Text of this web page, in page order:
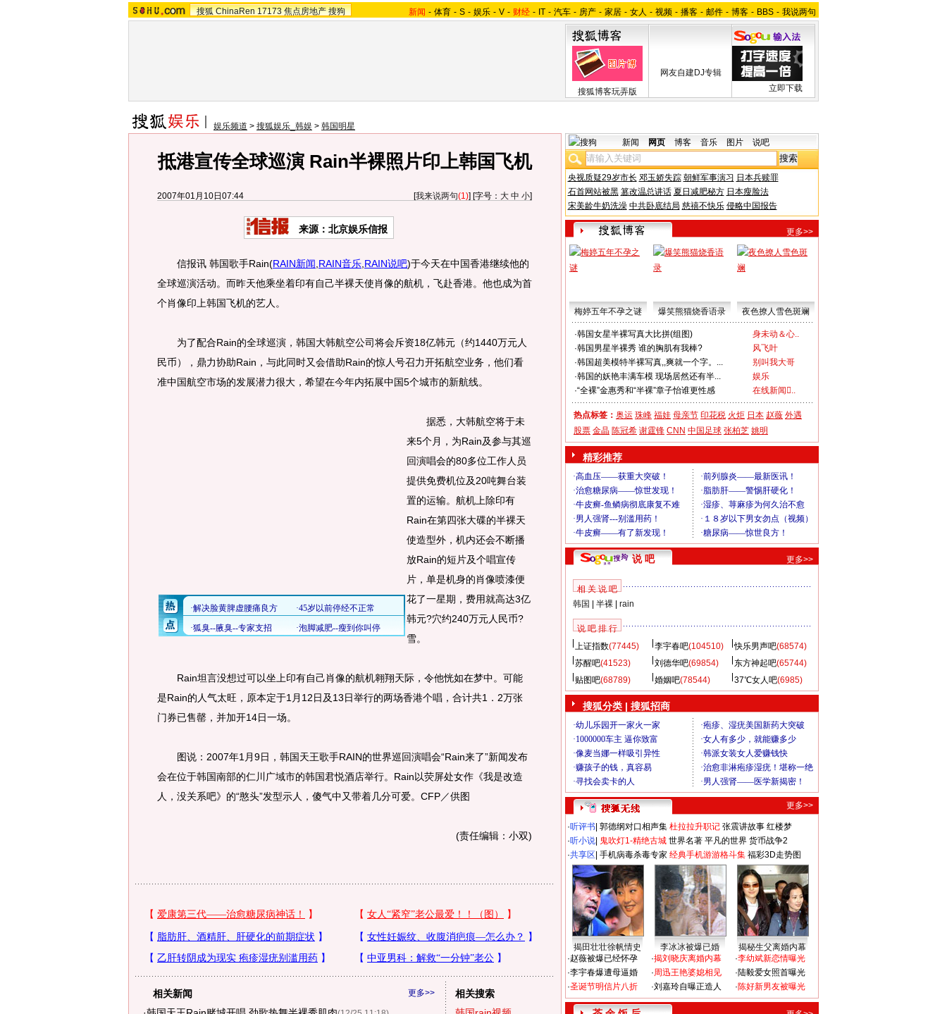
搜狐 ChinaRen 17173 焦点房地产 搜狗 新闻 - 体育 - S - 娱乐 - V - 财经 - IT - 汽车 - 房产 - 家居 - 女人 - 视频 - 播客 - 邮件 - 博客 - BBS - 我说两句
搜狐博客玩弄版
网友自建DJ专辑
立即下载
娱乐频道 > 搜狐娱乐_韩娱 > 韩国明星
抵港宣传全球巡演 Rain半裸照片印上韩国飞机
2007年01月10日07:44 [我来说两句(1)] [字号： 大 中 小]
来源：北京娱乐信报
信报讯 韩国歌手Rain(RAIN新闻 RAIN音乐 RAIN说吧)于今天在中国香港继续他的
全球巡演活动。而昨天他乘坐着印有自己半裸天使肖像的航机，飞赴香港。他也成为首
个肖像印上韩国飞机的艺人。
为了配合Rain的全球巡演，韩国大韩航空公司将会斥资18亿韩元（约1440万元人
民币），鼎力协助Rain，与此同时又会借助Rain的惊人号召力开拓航空业务，他们看
准中国航空市场的发展潜力很大，希望在今年内拓展中国5个城市的新航线。
据悉，大韩航空将于未
来5个月，为Rain及参与其巡
回演唱会的80多位工作人员
提供免费机位及20吨舞台装
置的运输。航机上除印有
Rain在第四张大碟的半裸天
使造型外，机内还会不断播
放Rain的短片及个唱宣传
片，单是机身的肖像喷漆便
花了一星期，费用就高达3亿
韩元?穴约240万元人民币?
雪。
Rain坦言没想过可以坐上印有自己肖像的航机翱翔天际，令他恍如在梦中。可能
是Rain的人气太旺，原本定于1月12日及13日举行的两场香港个唱，合计共1．2万张
门券已售罄，并加开14日一场。
图说：2007年1月9日，韩国天王歌手RAIN的世界巡回演唱会“Rain来了”新闻发布
会在位于韩国南部的仁川广域市的韩国君悦酒店举行。Rain以荧屏处女作《我是改造
人，没关系吧》的“憨头”发型示人，傻气中又带着几分可爱。CFP／供图
(责任编辑：小双)
更多>>
相关新闻
相关搜索
新闻 网页 博客 音乐 图片 说吧
央视质疑29岁市长 邓玉娇失踪 朝鲜军事演习 日本兵赎罪
石首网站被黑 篡改温总讲话 夏日减肥秘方 日本瘦脸法
宋美龄牛奶洗澡 中共卧底结局 慈禧不快乐 侵略中国报告
更多>>
梅婷五年不孕之谜 爆笑熊猫烧香语录 夜色撩人雪色斑斓
·韩国女星半裸写真大比拼(组图)
身未动＆心..
·韩国男星半裸秀 谁的胸肌有我棒?
风飞叶
·韩国超美模特半裸写真,,爽就一个字。...
别叫我大哥
·韩国的妖艳丰满车模 现场居然还有半...
娱乐
·“全裸”金惠秀和“半裸”章子怡谁更性感 在线新闻..
热点标签： 奥运 珠峰 福娃 母亲节 印花税 火炬 日本 赵薇 外遇
股票 金晶 陈冠希 谢霆锋 CNN 中国足球 张柏芝 姚明
精彩推荐
说 吧 更多>>
相 关 说 吧
韩国
半裸| rain
说 吧 排 行
上证指数(77445) 李宇春吧(104510) 快乐男声吧(68574)
苏醒吧(41523) 刘德华吧(69854) 东方神起吧(65744)
贴图吧(68789) 婚姻吧(78544) 37℃女人吧(6985)
搜狐分类 | 搜狐招商
更多>>
·听评书 郭德纲对口相声集 杜拉拉升职记 张震讲故事 红楼梦
·听小说 鬼吹灯1-精绝古城 世界名著 平凡的世界 货币战争2
·共享区 手机病毒杀毒专家 经典手机游游格斗集 福彩3D走势图
揭田壮壮徐帆情史 李冰冰被爆已婚
揭秘生父离婚内幕
·赵薇被爆已经怀孕
·李宇春爆遭母逼婚
·圣诞节明信片八折
·揭刘晓庆离婚内幕
·周迅王艳婆媳相见
·刘嘉玲自曝正造人
·李幼斌新恋情曝光
·陆毅爱女照首曝光
·陈好新男友被曝光